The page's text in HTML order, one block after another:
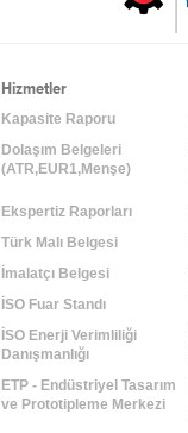
Hizmetler
Kapasite Raporu
Dolaşım Belgeleri
(ATR,EUR1,Menşe)
Ekspertiz Raporları
Türk Malı Belgesi
İmalatçı Belgesi
İSO Fuar Standı
İSO Enerji Verimliliği
Danışmanlığı
ETP - Endüstriyel Tasarım
ve Prototipleme Merkezi